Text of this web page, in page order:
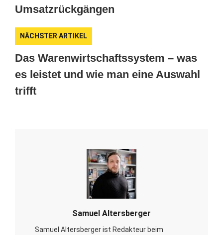
Umsatzrückgängen
NÄCHSTER ARTIKEL
Das Warenwirtschaftssystem – was
es leistet und wie man eine Auswahl
trifft
Samuel Altersberger
Samuel Altersberger ist Redakteur beim